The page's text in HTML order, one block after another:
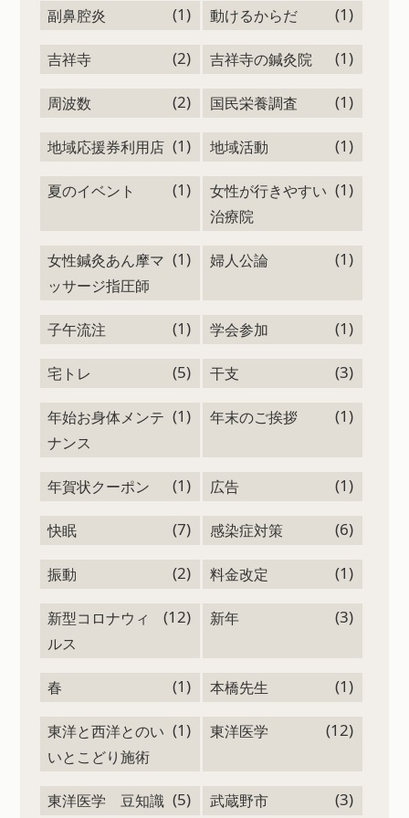
副鼻腔炎 (1) 動けるからだ (1)
吉祥寺 (2) 吉祥寺の鍼灸院 (1)
周波数 (2) 国民栄養調査 (1)
地域応援券利用店 (1) 地域活動 (1)
夏のイベント (1)
女性が行きやすい
治療院
(1)
女性鍼灸あん摩マ
ッサージ指圧師
(1) 婦人公論 (1)
子午流注 (1) 学会参加 (1)
宅トレ (5) 干支 (3)
年始お身体メンテ
ナンス
(1) 年末のご挨拶 (1)
年賀状クーポン (1) 広告 (1)
快眠 (7) 感染症対策 (6)
振動 (2) 料金改定 (1)
新型コロナウィ
ルス
(12) 新年 (3)
春 (1) 本橋先生 (1)
東洋と西洋とのい
いとこどり施術
(1) 東洋医学 (12)
東洋医学 豆知識 (5) 武蔵野市 (3)